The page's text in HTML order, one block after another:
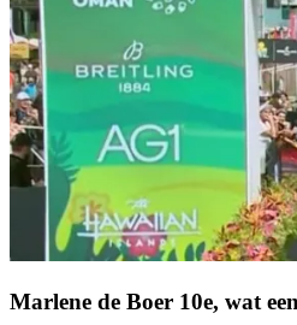
Marlene de Boer 10e, wat